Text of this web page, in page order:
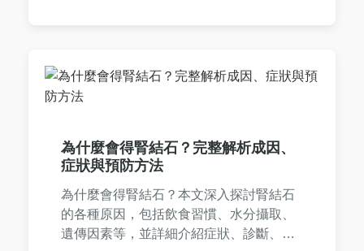
為什麼會得腎結石？完整解析成因、
症狀與預防方法
為什麼會得腎結石？本文深入探討腎結石
的各種原因，包括飲食習慣、水分攝取、
遺傳因素等，並詳細介紹症狀、診斷、治